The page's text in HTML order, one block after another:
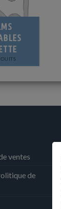
ventes
de